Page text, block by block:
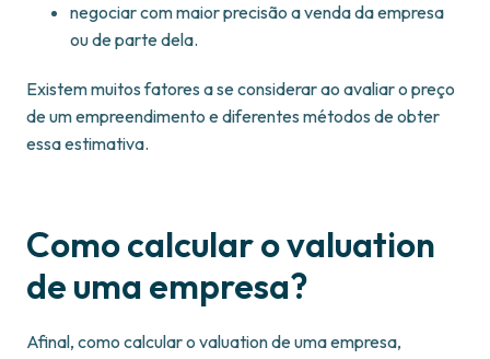
negociar com maior precisão a venda da empresa
ou de parte dela.
Existem muitos fatores a se considerar ao avaliar o preço
de um empreendimento e diferentes métodos de obter
essa estimativa.
Como calcular o valuation
de uma empresa?
Afinal, como calcular o valuation de uma empresa,